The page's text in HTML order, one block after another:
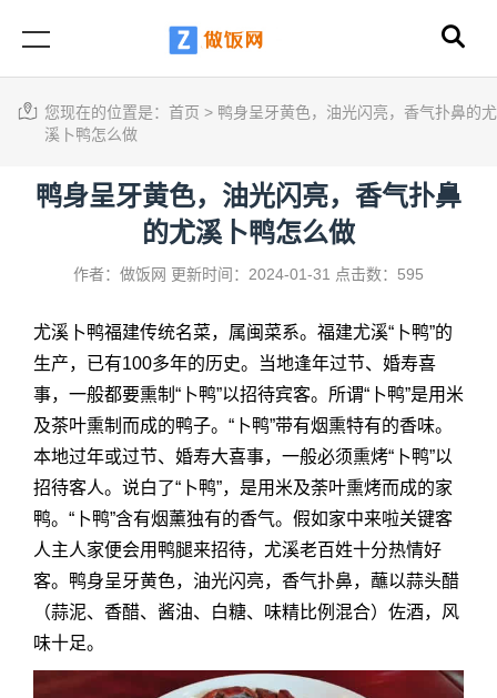
您现在的位置是： 首页 > 鸭身呈牙黄色，油光闪亮，香气扑鼻的尤
溪卜鸭怎么做
鸭身呈牙黄色，油光闪亮，香气扑鼻
的尤溪卜鸭怎么做
作者：做饭网 更新时间：2024-01-31 点击数：595
尤溪卜鸭福建传统名菜，属闽菜系。福建尤溪“卜鸭”的
生产，已有100多年的历史。当地逢年过节、婚寿喜
事，一般都要熏制“卜鸭”以招待宾客。所谓“卜鸭”是用米
及茶叶熏制而成的鸭子。“卜鸭”带有烟熏特有的香味。
本地过年或过节、婚寿大喜事，一般必须熏烤“卜鸭”以
招待客人。说白了“卜鸭”，是用米及荼叶熏烤而成的家
鸭。“卜鸭”含有烟薰独有的香气。假如家中来啦关键客
人主人家便会用鸭腿来招待，尤溪老百姓十分热情好
客。鸭身呈牙黄色，油光闪亮，香气扑鼻，蘸以蒜头醋
（蒜泥、香醋、酱油、白糖、味精比例混合）佐酒，风
味十足。